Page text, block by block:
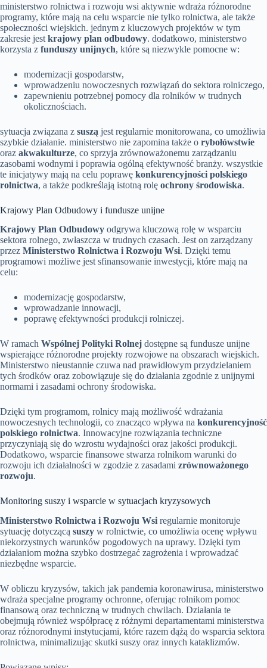
ministerstwo rolnictwa i rozwoju wsi aktywnie wdraża różnorodne
programy, które mają na celu wsparcie nie tylko rolnictwa, ale także
społeczności wiejskich. jednym z kluczowych projektów w tym
zakresie jest krajowy plan odbudowy. dodatkowo, ministerstwo
korzysta z funduszy unijnych, które są niezwykle pomocne w:
modernizacji gospodarstw,
wprowadzeniu nowoczesnych rozwiązań do sektora rolniczego,
zapewnieniu potrzebnej pomocy dla rolników w trudnych
okolicznościach.
sytuacja związana z suszą jest regularnie monitorowana, co umożliwia
szybkie działanie. ministerstwo nie zapomina także o rybołówstwie
oraz akwakulturze, co sprzyja zrównoważonemu zarządzaniu
zasobami wodnymi i poprawia ogólną efektywność branży. wszystkie
te inicjatywy mają na celu poprawę konkurencyjności polskiego
rolnictwa, a także podkreślają istotną rolę ochrony środowiska.
Krajowy Plan Odbudowy i fundusze unijne
Krajowy Plan Odbudowy odgrywa kluczową rolę w wsparciu
sektora rolnego, zwłaszcza w trudnych czasach. Jest on zarządzany
przez Ministerstwo Rolnictwa i Rozwoju Wsi. Dzięki temu
programowi możliwe jest sfinansowanie inwestycji, które mają na
celu:
modernizację gospodarstw,
wprowadzanie innowacji,
poprawę efektywności produkcji rolniczej.
W ramach Wspólnej Polityki Rolnej dostępne są fundusze unijne
wspierające różnorodne projekty rozwojowe na obszarach wiejskich.
Ministerstwo nieustannie czuwa nad prawidłowym przydzielaniem
tych środków oraz zobowiązuje się do działania zgodnie z unijnymi
normami i zasadami ochrony środowiska.
Dzięki tym programom, rolnicy mają możliwość wdrażania
nowoczesnych technologii, co znacząco wpływa na konkurencyjność
polskiego rolnictwa. Innowacyjne rozwiązania techniczne
przyczyniają się do wzrostu wydajności oraz jakości produkcji.
Dodatkowo, wsparcie finansowe stwarza rolnikom warunki do
rozwoju ich działalności w zgodzie z zasadami zrównoważonego
rozwoju.
Monitoring suszy i wsparcie w sytuacjach kryzysowych
Ministerstwo Rolnictwa i Rozwoju Wsi regularnie monitoruje
sytuację dotyczącą suszy w rolnictwie, co umożliwia ocenę wpływu
niekorzystnych warunków pogodowych na uprawy. Dzięki tym
działaniom można szybko dostrzegać zagrożenia i wprowadzać
niezbędne wsparcie.
W obliczu kryzysów, takich jak pandemia koronawirusa, ministerstwo
wdraża specjalne programy ochronne, oferując rolnikom pomoc
finansową oraz techniczną w trudnych chwilach. Działania te
obejmują również współpracę z różnymi departamentami ministerstwa
oraz różnorodnymi instytucjami, które razem dążą do wsparcia sektora
rolnictwa, minimalizując skutki suszy oraz innych kataklizmów.